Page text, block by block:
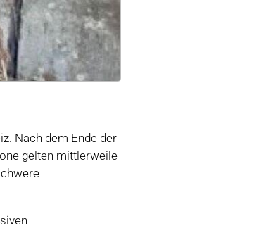
Nach dem Ende der
gelten mittlerweile